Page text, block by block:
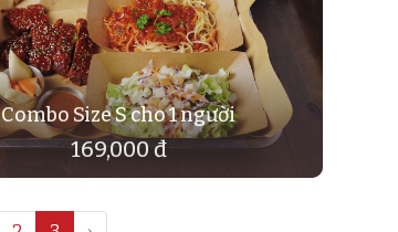
Combo Size S cho 1 người
169,000 đ